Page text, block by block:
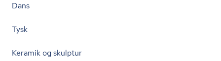
Dans
Tysk
Keramik og skulptur